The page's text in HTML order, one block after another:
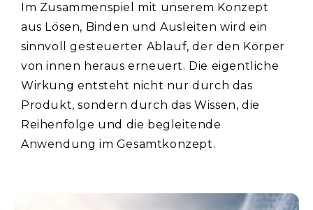
Im Zusammenspiel mit unserem Konzept
aus Lösen, Binden und Ausleiten wird ein
sinnvoll gesteuerter Ablauf, der den Körper
von innen heraus erneuert. Die eigentliche
Wirkung entsteht nicht nur durch das
Produkt, sondern durch das Wissen, die
Reihenfolge und die begleitende
Anwendung im Gesamtkonzept.